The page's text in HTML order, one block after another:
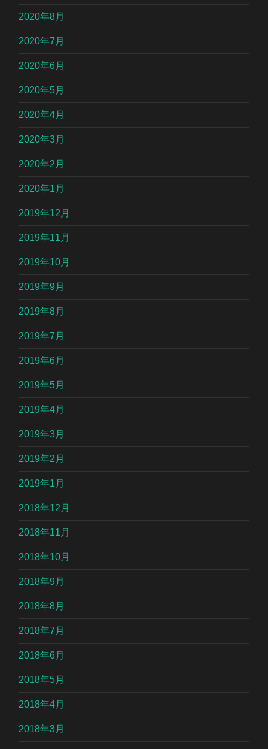
2020年8月
2020年7月
2020年6月
2020年5月
2020年4月
2020年3月
2020年2月
2020年1月
2019年12月
2019年11月
2019年10月
2019年9月
2019年8月
2019年7月
2019年6月
2019年5月
2019年4月
2019年3月
2019年2月
2019年1月
2018年12月
2018年11月
2018年10月
2018年9月
2018年8月
2018年7月
2018年6月
2018年5月
2018年4月
2018年3月